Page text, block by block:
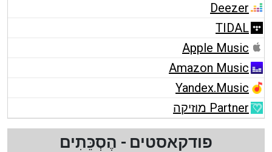
Deezer
TIDAL
Apple Music
Amazon Music
Yandex.Music
Partner מוזיקה
פודקאסטים - הֶסְכֵּתִים